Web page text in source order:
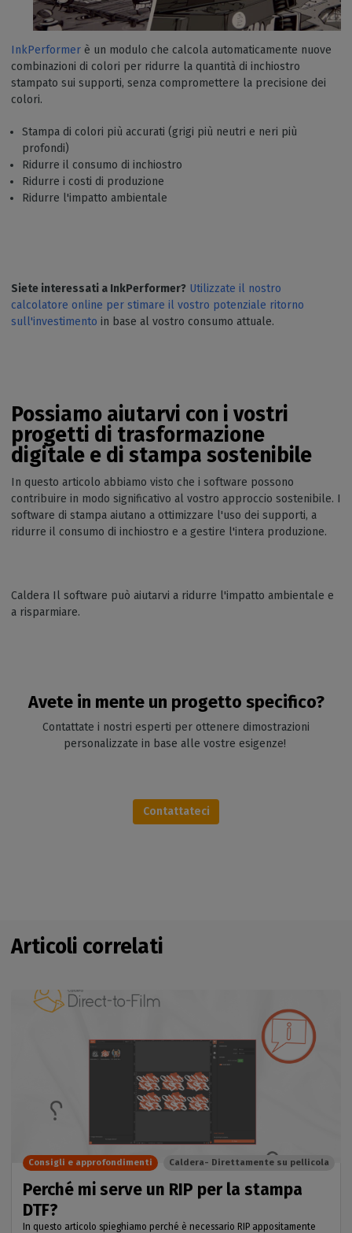
InkPerformer è un modulo che calcola automaticamente nuove
combinazioni di colori per ridurre la quantità di inchiostro
stampato sui supporti, senza compromettere la precisione dei
colori.
Stampa di colori più accurati (grigi più neutri e neri più
profondi)
Ridurre il consumo di inchiostro
Ridurre i costi di produzione
Ridurre l'impatto ambientale
Siete interessati a InkPerformer? Utilizzate il nostro
calcolatore online per stimare il vostro potenziale ritorno
sull'investimento in base al vostro consumo attuale.
Possiamo aiutarvi con i vostri
progetti di trasformazione
digitale e di stampa sostenibile
In questo articolo abbiamo visto che i software possono
contribuire in modo significativo al vostro approccio sostenibile. I
software di stampa aiutano a ottimizzare l'uso dei supporti, a
ridurre il consumo di inchiostro e a gestire l'intera produzione.
Caldera Il software può aiutarvi a ridurre l'impatto ambientale e
a risparmiare.
Avete in mente un progetto specifico?
Contattate i nostri esperti per ottenere dimostrazioni
personalizzate in base alle vostre esigenze!
Contattateci
Articoli correlati
Perché mi serve un RIP per la stampa
DTF?
In questo articolo spieghiamo perché è necessario RIP appositamente
Consigli e approfondimenti Caldera- Direttamente su pellicola